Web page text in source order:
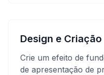
Design e Criação
Crie um efeito de
de apresentação de